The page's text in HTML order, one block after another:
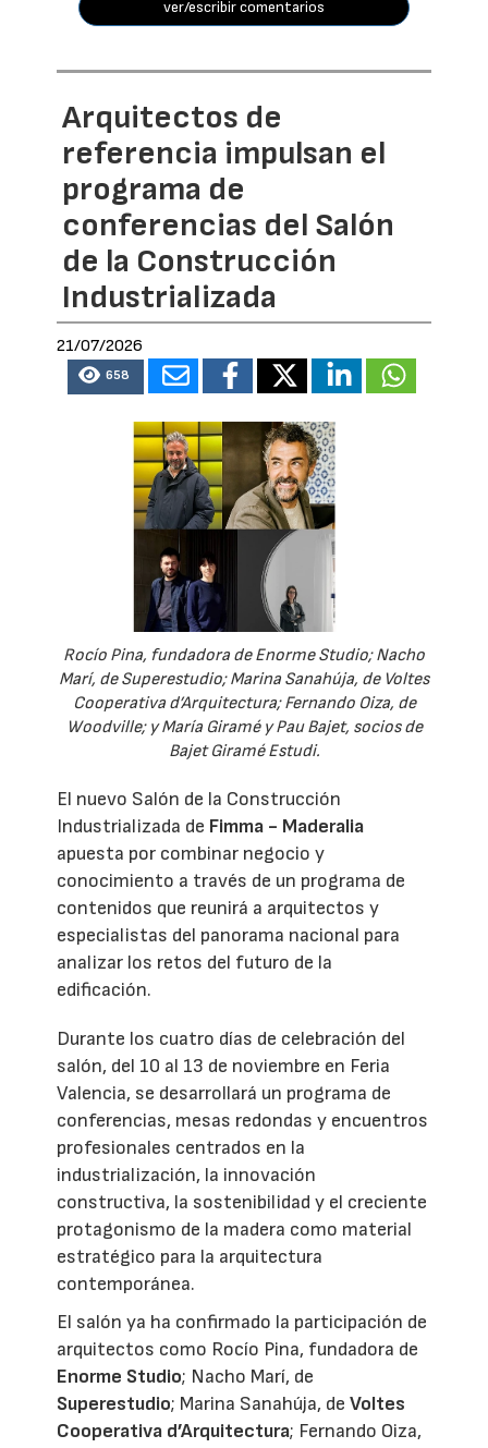
ver/escribir comentarios
Arquitectos de
referencia impulsan el
programa de
conferencias del Salón
de la Construcción
Industrializada
21/07/2026
658
Rocío Pina, fundadora de Enorme Studio; Nacho
Marí, de Superestudio; Marina Sanahúja, de Voltes
Cooperativa d’Arquitectura; Fernando Oiza, de
Woodville; y María Giramé y Pau Bajet, socios de
Bajet Giramé Estudi.
El nuevo Salón de la Construcción
Industrializada de Fimma - Maderalia
apuesta por combinar negocio y
conocimiento a través de un programa de
contenidos que reunirá a arquitectos y
especialistas del panorama nacional para
analizar los retos del futuro de la
edificación.
Durante los cuatro días de celebración del
salón, del 10 al 13 de noviembre en Feria
Valencia, se desarrollará un programa de
conferencias, mesas redondas y encuentros
profesionales centrados en la
industrialización, la innovación
constructiva, la sostenibilidad y el creciente
protagonismo de la madera como material
estratégico para la arquitectura
contemporánea.
El salón ya ha confirmado la participación de
arquitectos como Rocío Pina, fundadora de
Enorme Studio; Nacho Marí, de
Superestudio; Marina Sanahúja, deVoltes
Cooperativa d’Arquitectura; Fernando Oiza,